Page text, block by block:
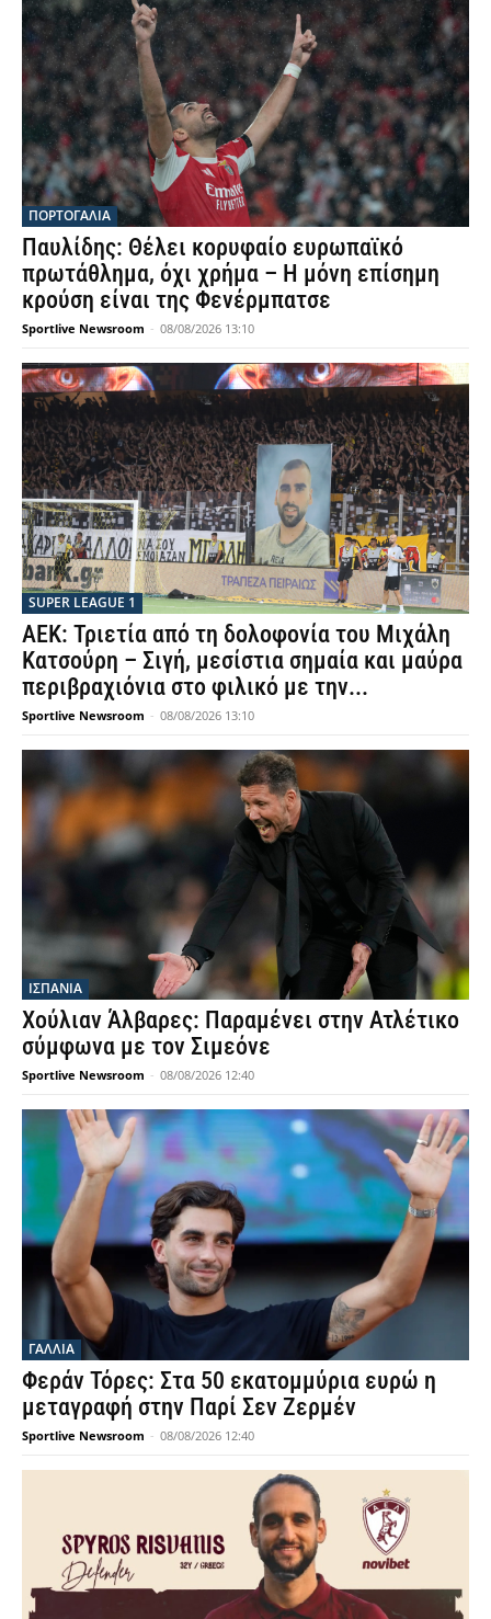
ΠΟΡΤΟΓΑΛΙΑ
Παυλίδης: Θέλει κορυφαίο ευρωπαϊκό
πρωτάθλημα, όχι χρήμα – Η μόνη επίσημη
κρούση είναι της Φενέρμπατσε
Sportlive Newsroom - 08/08/2026 13:10
SUPER LEAGUE 1
ΑΕΚ: Τριετία από τη δολοφονία του Μιχάλη
Κατσούρη – Σιγή, μεσίστια σημαία και μαύρα
περιβραχιόνια στο φιλικό με την...
Sportlive Newsroom - 08/08/2026 13:10
ΙΣΠΑΝΙΑ
Χούλιαν Άλβαρες: Παραμένει στην Ατλέτικο
σύμφωνα με τον Σιμεόνε
Sportlive Newsroom - 08/08/2026 12:40
ΓΑΛΛΙΑ
Φεράν Τόρες: Στα 50 εκατομμύρια ευρώ η
μεταγραφή στην Παρί Σεν Ζερμέν
Sportlive Newsroom - 08/08/2026 12:40